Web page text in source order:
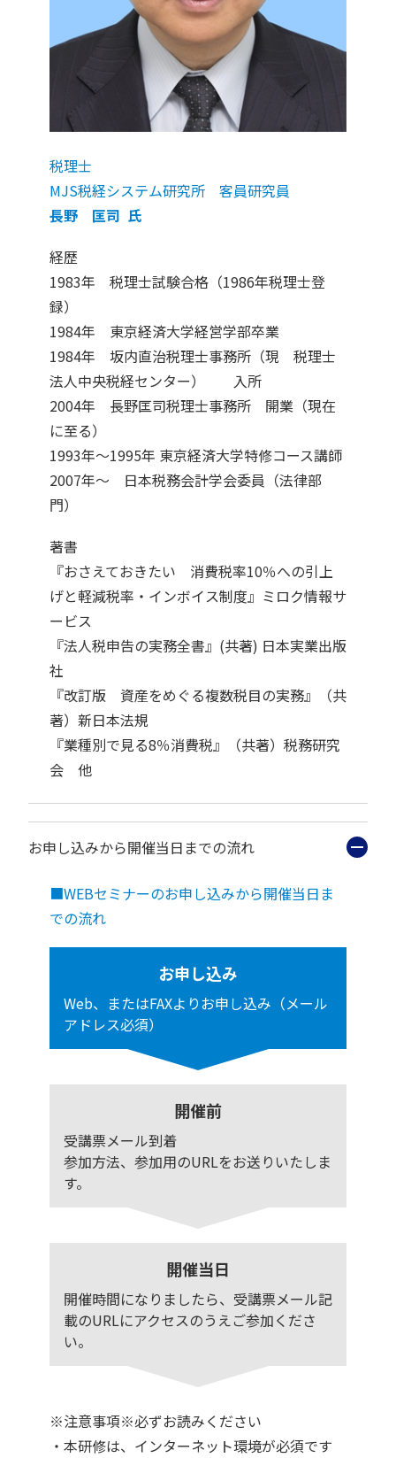
税理士
MJS税経システム研究所 客員研究員
長野 匡司 氏
経歴
1983年 税理士試験合格（1986年税理士登
録）
1984年 東京経済大学経営学部卒業
1984年 坂内直治税理士事務所（現 税理士
法人中央税経センター） 入所
2004年 長野匡司税理士事務所 開業（現在
に至る）
1993年～1995年 東京経済大学特修コース講師
2007年～ 日本税務会計学会委員（法律部
門）
著書
『おさえておきたい 消費税率10％への引上
げと軽減税率・インボイス制度』ミロク情報サ
ービス
『法人税申告の実務全書』(共著) 日本実業出版
社
『改訂版 資産をめぐる複数税目の実務』（共
著）新日本法規
『業種別で見る8％消費税』（共著）税務研究
会 他
お申し込みから開催当日までの流れ
■WEBセミナーのお申し込みから開催当日ま
での流れ
お申し込み
Web、またはFAXよりお申し込み（メール
アドレス必須）
開催前
受講票メール到着
参加方法、参加用のURLをお送りいたしま
す。
開催当日
開催時間になりましたら、受講票メール記
載のURLにアクセスのうえご参加くださ
い。
※注意事項※必ずお読みください
・本研修は、インターネット環境が必須です